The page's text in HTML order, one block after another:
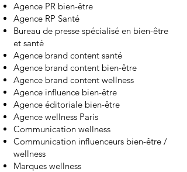
Agence PR bien-être
Agence RP Santé
Bureau de presse spécialisé en bien-être
et santé
Agence brand content santé
Agence brand content bien-être
Agence brand content wellness
Agence influence bien-être
Agence éditoriale bien-être
Agence wellness Paris
Communication wellness
Communication influenceurs bien-être /
wellness
Marques wellness